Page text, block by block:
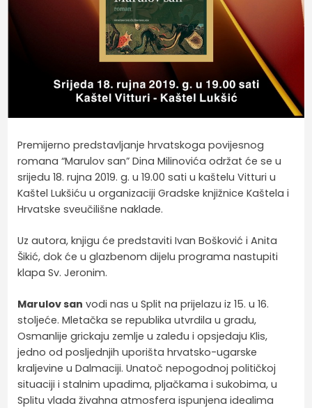
Premijerno predstavljanje hrvatskoga povijesnog
romana “Marulov san” Dina Milinovića održat će se u
srijedu 18. rujna 2019. g. u 19.00 sati u kaštelu Vitturi u
Kaštel Lukšiću u organizaciji Gradske knjižnice Kaštela i
Hrvatske sveučilišne naklade.
Uz autora, knjigu će predstaviti Ivan Bošković i Anita
Šikić, dok će u glazbenom dijelu programa nastupiti
klapa Sv. Jeronim.
Marulov san vodi nas u Split na prijelazu iz 15. u 16.
stoljeće. Mletačka se republika utvrdila u gradu,
Osmanlije grickaju zemlje u zaleđu i opsjedaju Klis,
jedno od posljednjih uporišta hrvatsko-ugarske
kraljevine u Dalmaciji. Unatoč nepogodnoj političkoj
situaciji i stalnim upadima, pljačkama i sukobima, u
Splitu vlada živahna atmosfera ispunjena idealima